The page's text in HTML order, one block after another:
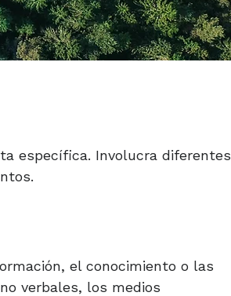
específica. Involucra diferentes
el conocimiento o las
verbales, los medios